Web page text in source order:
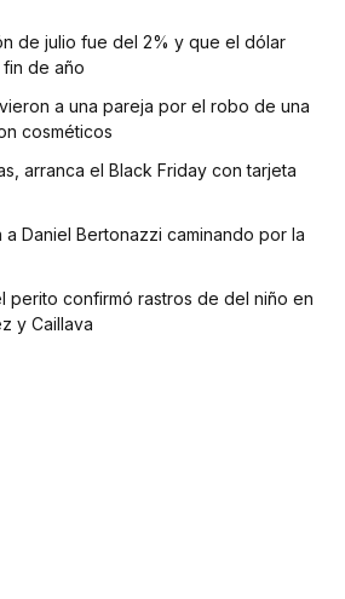
de julio fue del 2% y que el dólar
fin de año
a una pareja por el robo de una
cosméticos
arranca el Black Friday con tarjeta
a Daniel Bertonazzi caminando por la
perito confirmó rastros de del niño en
y Caillava